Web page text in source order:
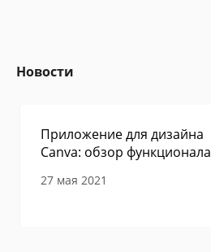
Новости
Приложение для дизайна
Canva: обзор функционала
27 мая 2021